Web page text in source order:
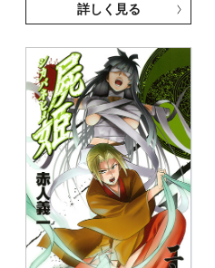
詳しく見る